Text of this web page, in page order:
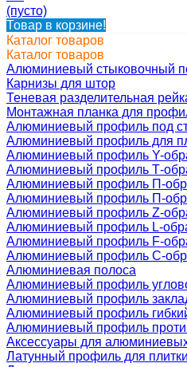
(пусто)
Товар в корзине!
Каталог товаров
Каталог товаров
Алюминиевый стыковочный
Карнизы для штор
Теневая разделительная
Монтажная планка для
Алюминиевый профиль под
Алюминиевый профиль для
Алюминиевый профиль Y-
Алюминиевый профиль Т-
Алюминиевый профиль П-
Алюминиевый профиль П-
Алюминиевый профиль Z-
Алюминиевый профиль L-
Алюминиевый профиль F-
Алюминиевый профиль C-
Алюминиевая полоса
Алюминиевый профиль
Алюминиевый профиль
Алюминиевый профиль
Алюминиевый профиль
Аксессуары для
Латунный профиль для плитки